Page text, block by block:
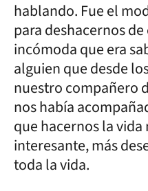
hablando. Fue el
para deshacernos
incómoda que era
alguien que desde
nuestro compañero
nos había
que hacernos la vida
interesante, más
toda la vida.